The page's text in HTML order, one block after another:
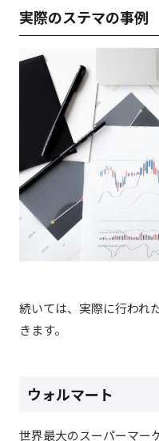
実際のステマの事例
続いては、実際に行われ
きます。
ウォルマート
世界最大のスーパーマー